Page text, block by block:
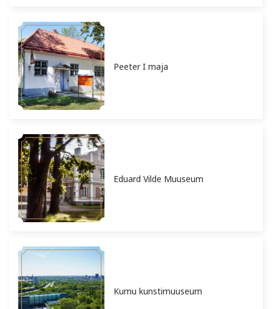
Peeter I maja
Eduard Vilde Muuseum
Kumu kunstimuuseum